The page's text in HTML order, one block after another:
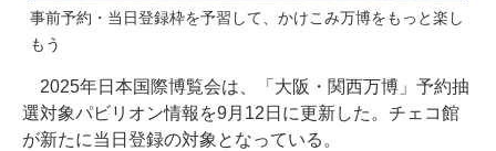
事前予約・当日登録枠を予習して、かけこみ万博をもっと楽し
もう
2025年日本国際博覧会は、「大阪・関西万博」予約抽
選対象パビリオン情報を9月12日に更新した。チェコ館
が新たに当日登録の対象となっている。